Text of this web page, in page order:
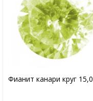
Фианит канари круг 15,0